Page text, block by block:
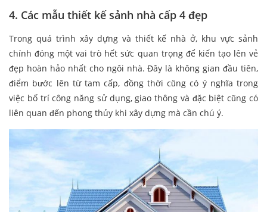
4. Các mẫu thiết kế sảnh nhà cấp 4 đẹp
Trong quá trình xây dựng và thiết kế nhà ở, khu vực sảnh
chính đóng một vai trò hết sức quan trọng để kiến tạo lên vẻ
đẹp hoàn hảo nhất cho ngôi nhà. Đây là không gian đầu tiên,
điểm bước lên từ tam cấp, đồng thời cũng có ý nghĩa trong
việc bố trí công năng sử dụng, giao thông và đặc biệt cũng có
liên quan đến phong thủy khi xây dựng mà cần chú ý.